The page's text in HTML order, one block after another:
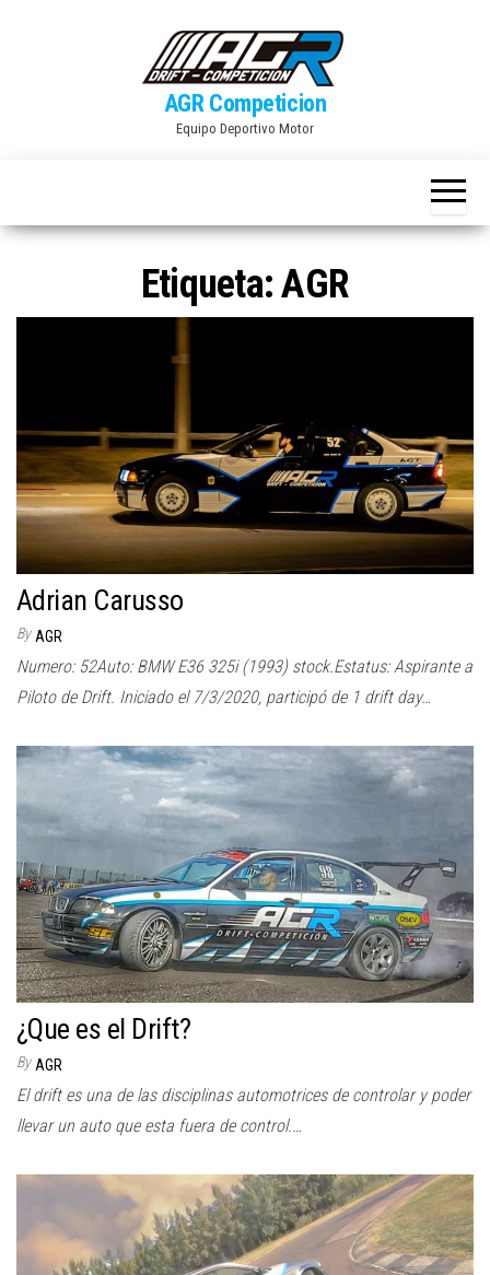
AGR Competicion
Equipo Deportivo Motor
Etiqueta:AGR
Adrian Carusso
By AGR
Numero: 52Auto: BMW E36 325i (1993) stock.Estatus: Aspirante a
Piloto de Drift. Iniciado el 7/3/2020, participó de 1 drift day…
¿Que es el Drift?
By AGR
El drift es una de las disciplinas automotrices de controlar y poder
llevar un auto que esta fuera de control.…